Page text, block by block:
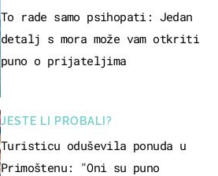
To rade samo psihopati: Jedan
detalj s mora može vam otkriti
puno o prijateljima
JESTE LI PROBALI?
Turisticu oduševila ponuda u
Primoštenu: "Oni su puno